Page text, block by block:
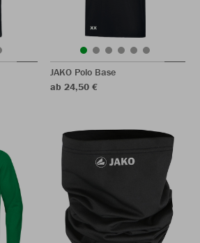
JAKO Polo Base
ab 24,50 €